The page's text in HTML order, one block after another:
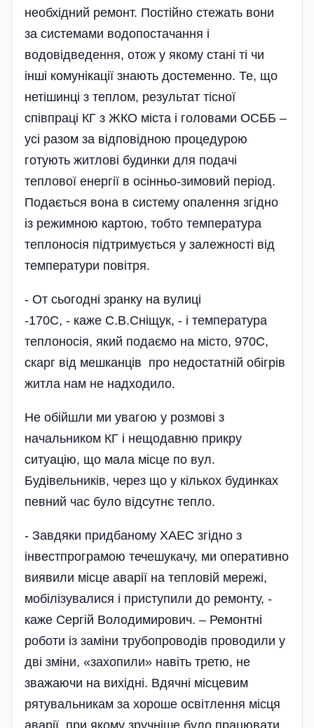
необхідний ремонт. Постійно стежать вони
за системами водопостачання і
водовідведення, отож у якому стані ті чи
інші комунікації знають достеменно. Те, що
нетішинці з теплом, результат тісної
співпраці КГ з ЖКО міста і головами ОСББ –
усі разом за відповідною процедурою
готують житлові будинки для подачі
теплової енергії в осі­нньо-зимовий період.
Подається вона в систему опалення згідно
із режимною картою, тобто температура
теплоносія підтримується у залежності від
температури повітря.
- От сьогодні зранку на вулиці
-170С, - каже С.В.Сніщук, - і температура
теплоносія, який подаємо на місто, 970С,
скарг від мешканців про недостатній обігрів
житла нам не надходило.
Не обійшли ми увагою у розмові з
начальником КГ і нещодавню прикру
ситуацію, що мала місце по вул.
Будівельників, через що у кількох будинках
певний час було відсутнє тепло.
- Завдяки придбаному ХАЕС згідно з
інвестпрограмою течешукачу, ми оперативно
виявили місце аварії на тепловій мережі,
мобілізувалися і приступили до ремонту, -
каже Сергій Володимирович. – Ремонтні
роботи із заміни трубопроводів проводили у
дві зміни, «захопили» навіть третю, не
зважаючи на вихідні. Вдячні місцевим
рятувальникам за хороше освітлення місця